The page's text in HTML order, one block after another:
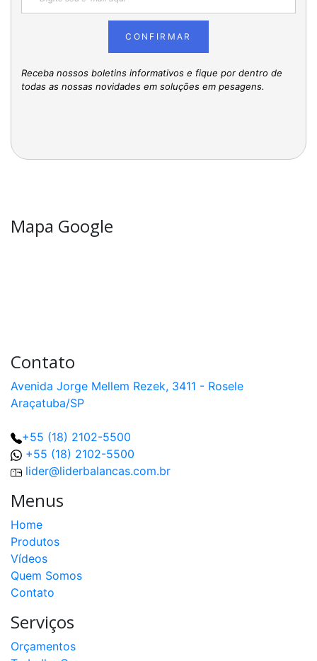
CONFIRMAR
Receba nossos boletins informativos e fique por dentro de
todas as nossas novidades em soluções em pesagens.
Mapa Google
Contato
Avenida Jorge Mellem Rezek, 3411 - Rosele
Araçatuba/SP
+55 (18) 2102-5500
+55 (18) 2102-5500
lider@liderbalancas.com.br
Menus
Home
Produtos
Vídeos
Quem Somos
Contato
Serviços
Orçamentos